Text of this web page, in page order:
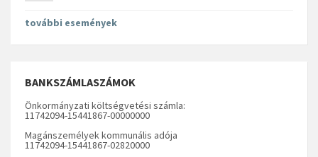
további események
BANKSZÁMLASZÁMOK
Önkormányzati költségvetési számla:
11742094-15441867-00000000
Magánszemélyek kommunális adója
11742094-15441867-02820000